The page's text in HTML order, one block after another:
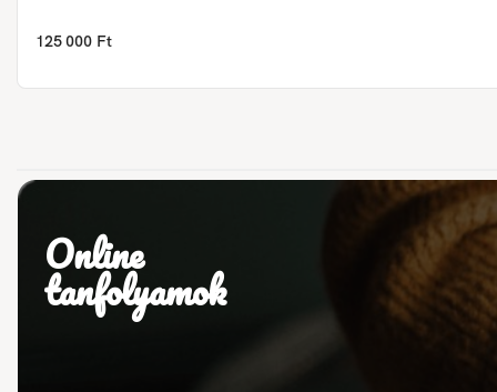
125 000 Ft
Online
tanfolyamok